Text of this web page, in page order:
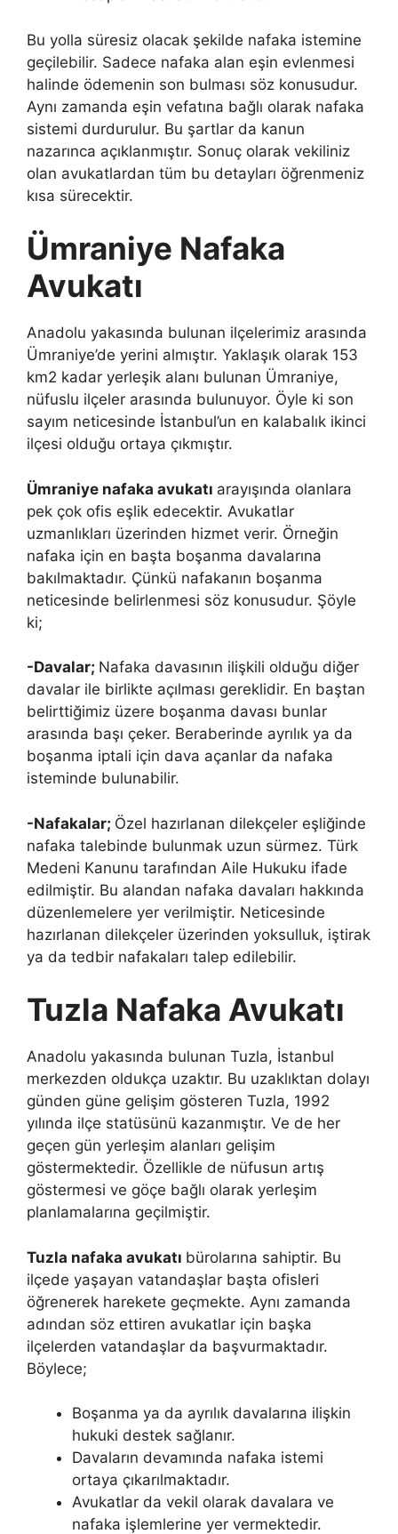
Bu yolla süresiz olacak şekilde nafaka istemine
geçilebilir. Sadece nafaka alan eşin evlenmesi
halinde ödemenin son bulması söz konusudur.
Aynı zamanda eşin vefatına bağlı olarak nafaka
sistemi durdurulur. Bu şartlar da kanun
nazarınca açıklanmıştır. Sonuç olarak vekiliniz
olan avukatlardan tüm bu detayları öğrenmeniz
kısa sürecektir.
Ümraniye Nafaka
Avukatı
Anadolu yakasında bulunan ilçelerimiz arasında
Ümraniye’de yerini almıştır. Yaklaşık olarak 153
km2 kadar yerleşik alanı bulunan Ümraniye,
nüfuslu ilçeler arasında bulunuyor. Öyle ki son
sayım neticesinde İstanbul’un en kalabalık ikinci
ilçesi olduğu ortaya çıkmıştır.
Ümraniye nafaka avukatı arayışında olanlara
pek çok ofis eşlik edecektir. Avukatlar
uzmanlıkları üzerinden hizmet verir. Örneğin
nafaka için en başta boşanma davalarına
bakılmaktadır. Çünkü nafakanın boşanma
neticesinde belirlenmesi söz konusudur. Şöyle
ki;
-Davalar; Nafaka davasının ilişkili olduğu diğer
davalar ile birlikte açılması gereklidir. En baştan
belirttiğimiz üzere boşanma davası bunlar
arasında başı çeker. Beraberinde ayrılık ya da
boşanma iptali için dava açanlar da nafaka
isteminde bulunabilir.
-Nafakalar; Özel hazırlanan dilekçeler eşliğinde
nafaka talebinde bulunmak uzun sürmez. Türk
Medeni Kanunu tarafından Aile Hukuku ifade
edilmiştir. Bu alandan nafaka davaları hakkında
düzenlemelere yer verilmiştir. Neticesinde
hazırlanan dilekçeler üzerinden yoksulluk, iştirak
ya da tedbir nafakaları talep edilebilir.
Tuzla Nafaka Avukatı
Anadolu yakasında bulunan Tuzla, İstanbul
merkezden oldukça uzaktır. Bu uzaklıktan dolayı
günden güne gelişim gösteren Tuzla, 1992
yılında ilçe statüsünü kazanmıştır. Ve de her
geçen gün yerleşim alanları gelişim
göstermektedir. Özellikle de nüfusun artış
göstermesi ve göçe bağlı olarak yerleşim
planlamalarına geçilmiştir.
Tuzla nafaka avukatı bürolarına sahiptir. Bu
ilçede yaşayan vatandaşlar başta ofisleri
öğrenerek harekete geçmekte. Aynı zamanda
adından söz ettiren avukatlar için başka
ilçelerden vatandaşlar da başvurmaktadır.
Böylece;
Boşanma ya da ayrılık davalarına ilişkin
hukuki destek sağlanır.
Davaların devamında nafaka istemi
ortaya çıkarılmaktadır.
Avukatlar da vekil olarak davalara ve
nafaka işlemlerine yer vermektedir.